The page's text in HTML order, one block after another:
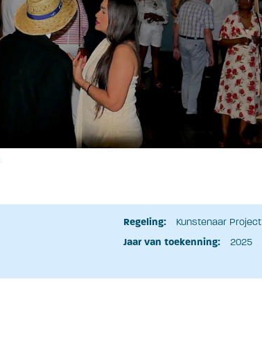
Regeling:
Kunstenaar Project
Jaar van toekenning:
2025